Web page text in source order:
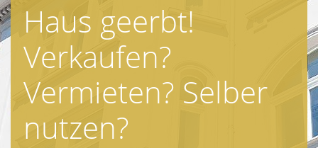
Haus geerbt!
Verkaufen?
Vermieten? Selber
nutzen?